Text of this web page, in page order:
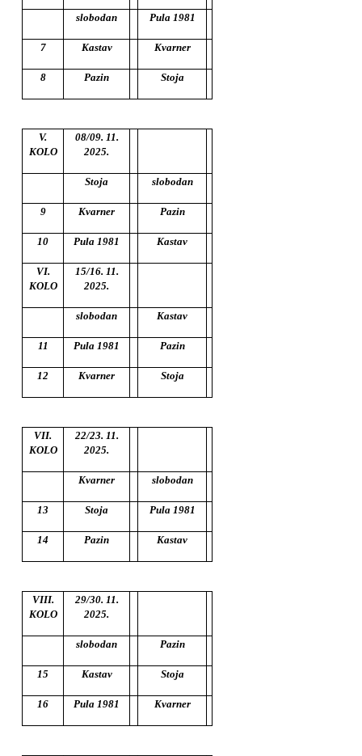
slobodan Pula 1981
7 Kastav Kvarner
8 Pazin Stoja
V.
KOLO
08/09. 11.
2025.
Stoja slobodan
9 Kvarner Pazin
10 Pula 1981 Kastav
VI.
KOLO
15/16. 11.
2025.
slobodan Kastav
11 Pula 1981 Pazin
12 Kvarner Stoja
VII.
KOLO
22/23. 11.
2025.
Kvarner slobodan
13 Stoja Pula 1981
14 Pazin Kastav
VIII.
KOLO
29/30. 11.
2025.
slobodan Pazin
15 Kastav Stoja
16 Pula 1981 Kvarner